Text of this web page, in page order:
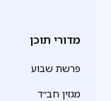
מדורי תוכן
פרשת שבוע
מגזין חב״ד